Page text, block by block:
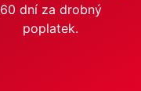
60 dní za drobný
poplatek.